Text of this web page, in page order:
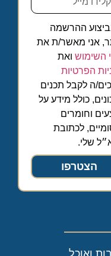
ההרשמה
אני מאשר/ת את
השימוש ואת
הפרטיות
ה לקבל תכנים
כולל מידע על
וחומרים
לכתובת
שלי.
הצטרפו
ואוכל